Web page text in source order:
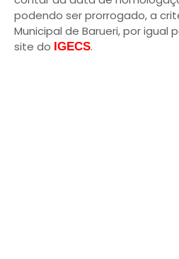
podendo ser prorrogado, a
Municipal de Barueri, por igual
site do IGECS.